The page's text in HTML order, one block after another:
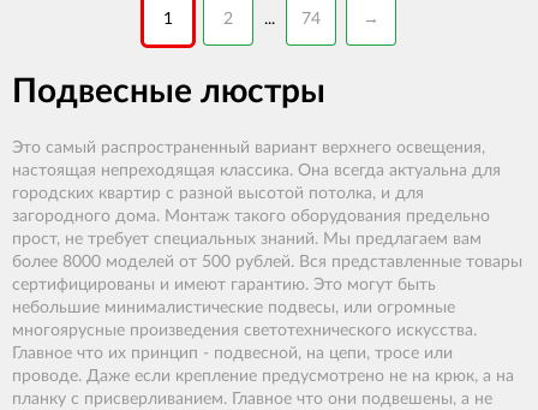
1 2 ... 74 →
Подвесные люстры
Это самый распространенный вариант верхнего освещения,
настоящая непреходящая классика. Она всегда актуальна для
городских квартир с разной высотой потолка, и для
загородного дома. Монтаж такого оборудования предельно
прост, не требует специальных знаний. Мы предлагаем вам
более 8000 моделей от 500 рублей. Вся представленные товары
сертифицированы и имеют гарантию. Это могут быть
небольшие минималистические подвесы, или огромные
многоярусные произведения светотехнического искусства.
Главное что их принцип - подвесной, на цепи, тросе или
проводе. Даже если крепление предусмотрено не на крюк, а на
планку с присверливанием. Главное что они подвешены, а не